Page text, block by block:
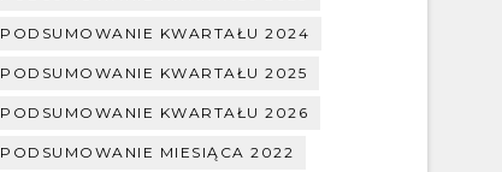
PODSUMOWANIE KWARTAŁU 2024
PODSUMOWANIE KWARTAŁU 2025
PODSUMOWANIE KWARTAŁU 2026
PODSUMOWANIE MIESIĄCA 2022